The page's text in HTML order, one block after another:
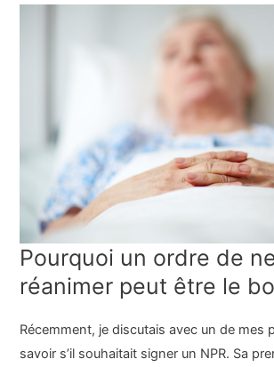
Pourquoi un ordre de
réanimer peut être le
Récemment, je discutais avec un de mes
savoir s’il souhaitait signer un NPR. Sa